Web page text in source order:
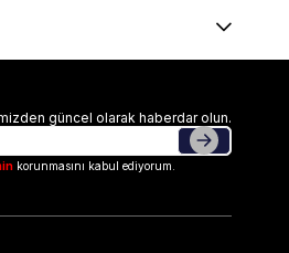
güncel olarak haberdar olun.
korunmasını kabul ediyorum.